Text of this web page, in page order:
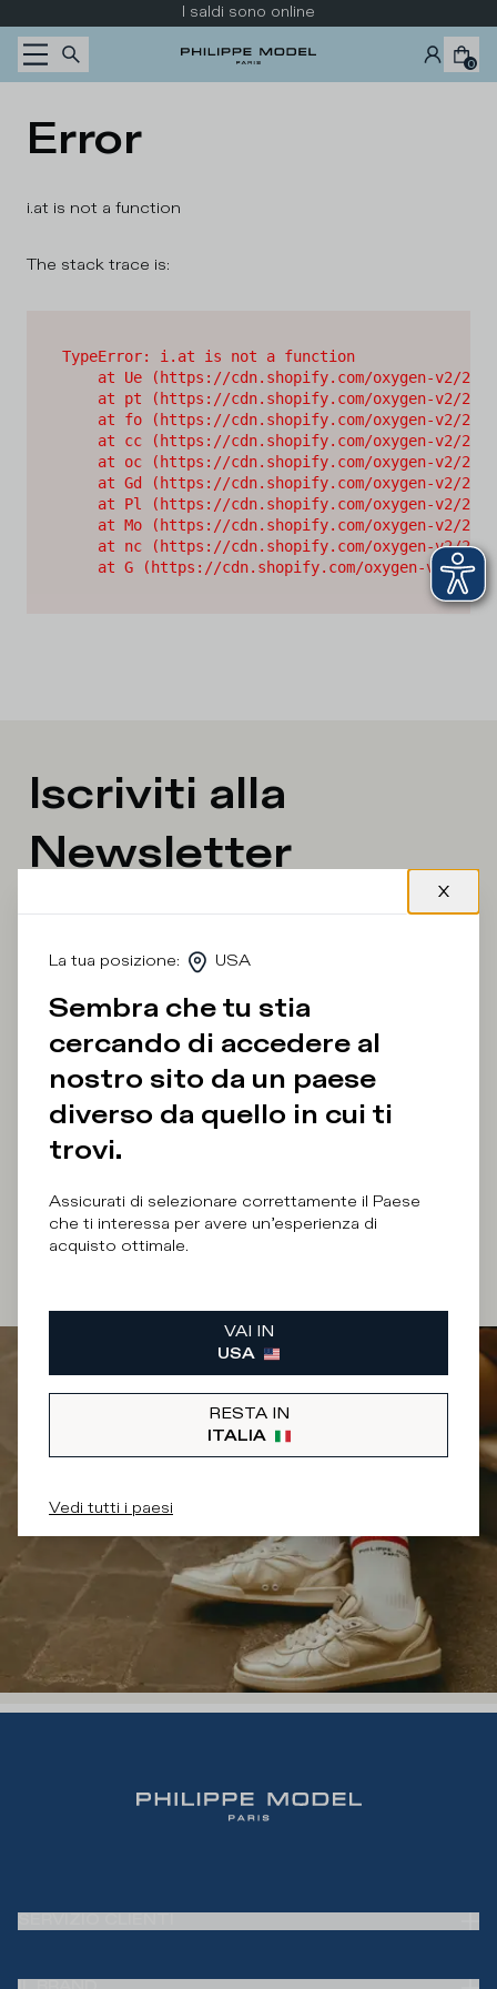
I saldi sono online
0
Error
i.at is not a function
The stack trace is:
TypeError: i.at is not a function
at Ue (https://cdn.shopify.com/oxygen-v2/
at pt (https://cdn.shopify.com/oxygen-v2/
at fo (https://cdn.shopify.com/oxygen-v2/
at cc (https://cdn.shopify.com/oxygen-v2/
at oc (https://cdn.shopify.com/oxygen-v2/
at Gd (https://cdn.shopify.com/oxygen-v2/
at Pl (https://cdn.shopify.com/oxygen-v2/
at Mo (https://cdn.shopify.com/oxygen-v2/
at nc (https://cdn.shopify.com/oxygen-v2/
at G (https://cdn.shopify.com/oxygen-v2/
Iscriviti alla
Newsletter
Donna
Indirizzo E-Mail
condizionidel sito.
SERVIZIO CLIENTI
La tua posizione: USA
Sembra che tu stia
cercando di accedere al
nostro sito da un paese
diverso da quello in cui ti
trovi.
Assicurati di selezionare correttamente il Paese
che ti interessa per avere un’esperienza di
acquisto ottimale.
VAI IN
USA
RESTA IN
ITALIA
Vedi tutti i paesi